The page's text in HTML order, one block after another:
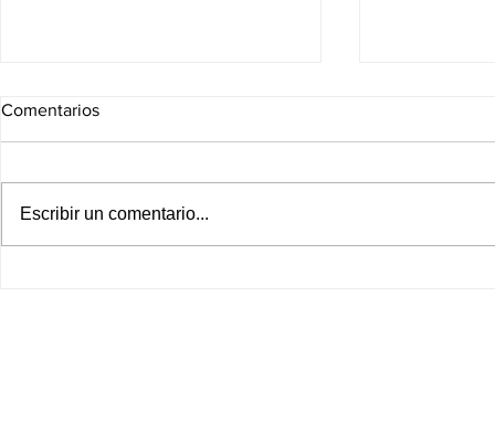
Comentarios
Escribir un comentario...